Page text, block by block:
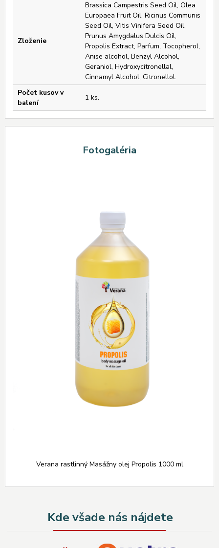
Zloženie
Brassica Campestris Seed Oil, Olea
Europaea Fruit Oil, Ricinus Communis
Seed Oil, Vitis Vinifera Seed Oil,
Prunus Amygdalus Dulcis Oil,
Propolis Extract, Parfum, Tocopherol,
Anise alcohol, Benzyl Alcohol,
Geraniol, Hydroxycitronellal,
Cinnamyl Alcohol, Citronellol.
Počet kusov v
balení
1 ks.
Fotogaléria
Verana rastlinný Masážny olej Propolis 1000 ml
Kde všade nás nájdete